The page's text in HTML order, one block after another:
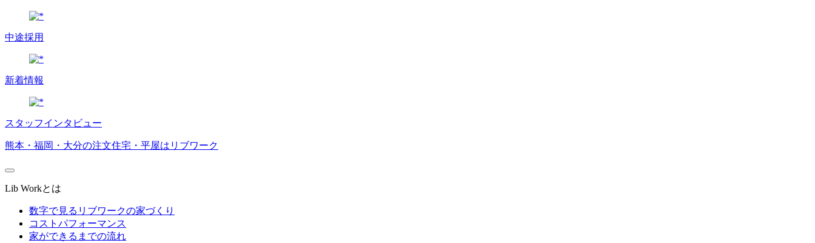
中途採用
新着情報
スタッフインタビュー
熊本・福岡・大分の注文住宅・平屋はリブワーク
Lib Workとは
数字で見るリブワークの家づくり
コストパフォーマンス
家ができるまでの流れ